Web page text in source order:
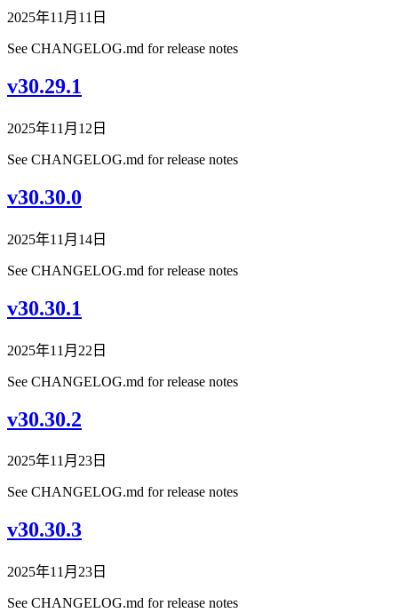
2025年11月11日
See CHANGELOG.md for release notes
v30.29.1
2025年11月12日
See CHANGELOG.md for release notes
v30.30.0
2025年11月14日
See CHANGELOG.md for release notes
v30.30.1
2025年11月22日
See CHANGELOG.md for release notes
v30.30.2
2025年11月23日
See CHANGELOG.md for release notes
v30.30.3
2025年11月23日
See CHANGELOG.md for release notes